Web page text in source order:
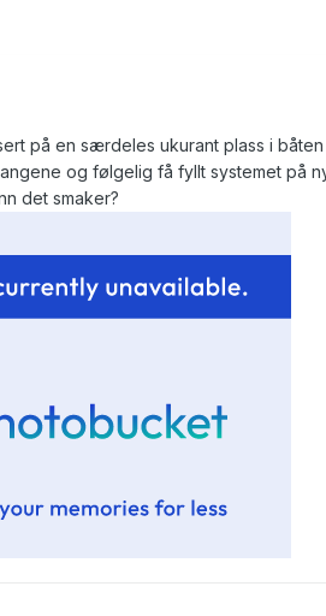
på en særdeles ukurant plass i
og følgelig få fyllt systemet på
det smaker?